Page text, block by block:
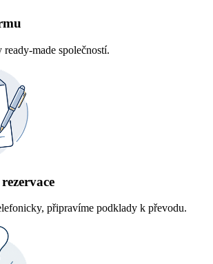
made společností.
připravíme podklady k převodu.